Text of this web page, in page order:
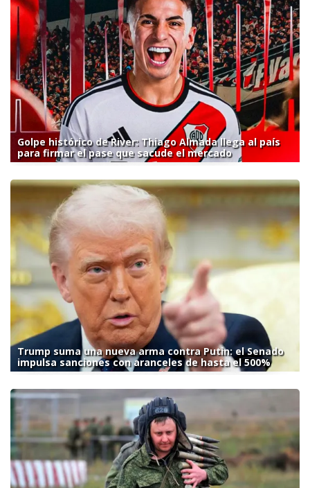
Golpe histórico de River: Thiago Almada llega al país
para firmar el pase que sacude el mercado
Trump suma una nueva arma contra Putin: el Senado
impulsa sanciones con aranceles de hasta el 500%